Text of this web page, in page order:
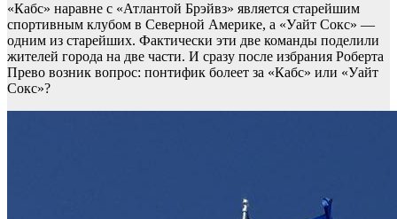
«Кабс» наравне с «Атлантой Брэйвз» является старейшим
спортивным клубом в Северной Америке, а «Уайт Сокс» —
одним из старейших. Фактически эти две команды поделили
жителей города на две части. И сразу после избрания Роберта
Прево возник вопрос: понтифик болеет за «Кабс» или «Уайт
Сокс»?